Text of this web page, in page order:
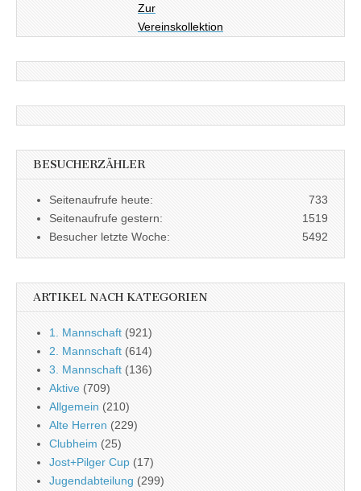
Zur
Vereinskollektion
BESUCHERZÄHLER
733
Seitenaufrufe heute:
1519
Seitenaufrufe gestern:
5492
Besucher letzte Woche:
ARTIKEL NACH KATEGORIEN
1. Mannschaft (921)
2. Mannschaft (614)
3. Mannschaft (136)
Aktive (709)
Allgemein (210)
Alte Herren (229)
Clubheim (25)
Jost+Pilger Cup (17)
Jugendabteilung (299)